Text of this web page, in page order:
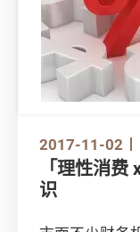
2017-11-02
「理性消
识